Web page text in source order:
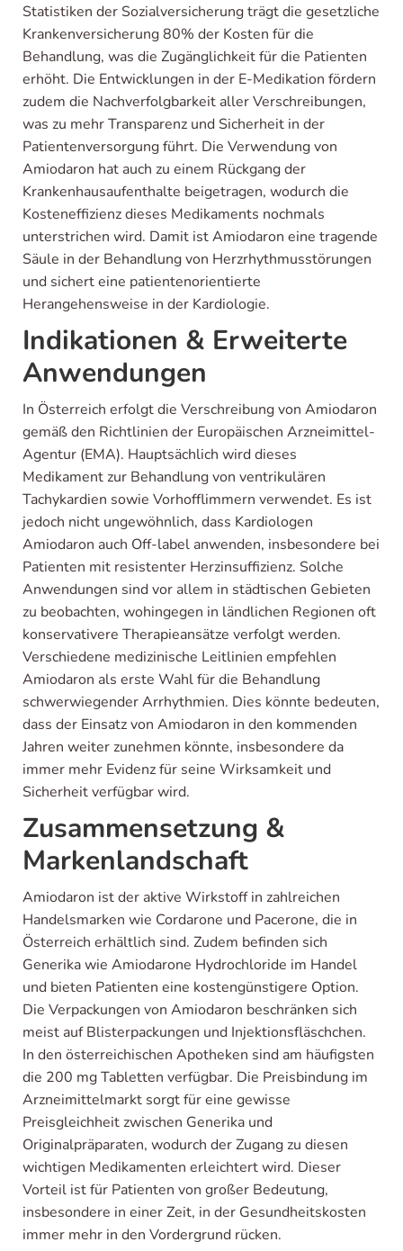
Statistiken der Sozialversicherung trägt die gesetzliche
Krankenversicherung 80% der Kosten für die
Behandlung, was die Zugänglichkeit für die Patienten
erhöht. Die Entwicklungen in der E-Medikation fördern
zudem die Nachverfolgbarkeit aller Verschreibungen,
was zu mehr Transparenz und Sicherheit in der
Patientenversorgung führt. Die Verwendung von
Amiodaron hat auch zu einem Rückgang der
Krankenhausaufenthalte beigetragen, wodurch die
Kosteneffizienz dieses Medikaments nochmals
unterstrichen wird. Damit ist Amiodaron eine tragende
Säule in der Behandlung von Herzrhythmusstörungen
und sichert eine patientenorientierte
Herangehensweise in der Kardiologie.
Indikationen & Erweiterte
Anwendungen
In Österreich erfolgt die Verschreibung von Amiodaron
gemäß den Richtlinien der Europäischen Arzneimittel-
Agentur (EMA). Hauptsächlich wird dieses
Medikament zur Behandlung von ventrikulären
Tachykardien sowie Vorhofflimmern verwendet. Es ist
jedoch nicht ungewöhnlich, dass Kardiologen
Amiodaron auch Off-label anwenden, insbesondere bei
Patienten mit resistenter Herzinsuffizienz. Solche
Anwendungen sind vor allem in städtischen Gebieten
zu beobachten, wohingegen in ländlichen Regionen oft
konservativere Therapieansätze verfolgt werden.
Verschiedene medizinische Leitlinien empfehlen
Amiodaron als erste Wahl für die Behandlung
schwerwiegender Arrhythmien. Dies könnte bedeuten,
dass der Einsatz von Amiodaron in den kommenden
Jahren weiter zunehmen könnte, insbesondere da
immer mehr Evidenz für seine Wirksamkeit und
Sicherheit verfügbar wird.
Zusammensetzung &
Markenlandschaft
Amiodaron ist der aktive Wirkstoff in zahlreichen
Handelsmarken wie Cordarone und Pacerone, die in
Österreich erhältlich sind. Zudem befinden sich
Generika wie Amiodarone Hydrochloride im Handel
und bieten Patienten eine kostengünstigere Option.
Die Verpackungen von Amiodaron beschränken sich
meist auf Blisterpackungen und Injektionsfläschchen.
In den österreichischen Apotheken sind am häufigsten
die 200 mg Tabletten verfügbar. Die Preisbindung im
Arzneimittelmarkt sorgt für eine gewisse
Preisgleichheit zwischen Generika und
Originalpräparaten, wodurch der Zugang zu diesen
wichtigen Medikamenten erleichtert wird. Dieser
Vorteil ist für Patienten von großer Bedeutung,
insbesondere in einer Zeit, in der Gesundheitskosten
immer mehr in den Vordergrund rücken.